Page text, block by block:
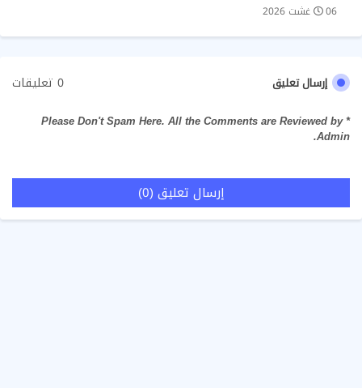
06 غشت 2026
إرسال تعليق 0 تعليقات
* Please Don't Spam Here. All the Comments are Reviewed by
Admin.
إرسال تعليق (0)